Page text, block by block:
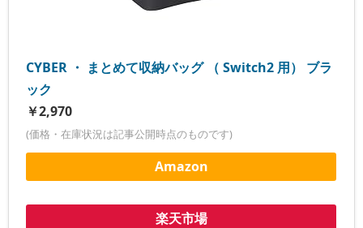
CYBER ・ まとめて収納バッグ （ Switch2 用） ブラ
ック
￥2,970
(価格・在庫状況は記事公開時点のものです)
Amazon
楽天市場